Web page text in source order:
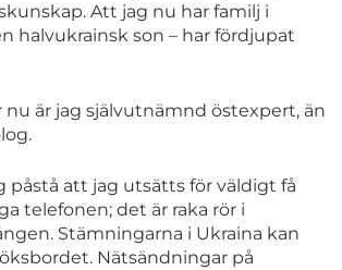
Att jag nu har familj i
halvukrainsk son – har fördjupat
är jag självutnämnd östexpert, än
påstå att jag utsätts för väldigt få
telefonen; det är raka rör i
Stämningarna i Ukraina kan
Nätsändningar på